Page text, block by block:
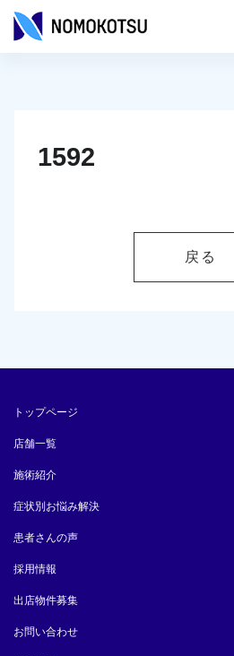
1592
戻る
トップページ
店舗一覧
施術紹介
症状別お悩み解決
患者さんの声
採用情報
出店物件募集
お問い合わせ